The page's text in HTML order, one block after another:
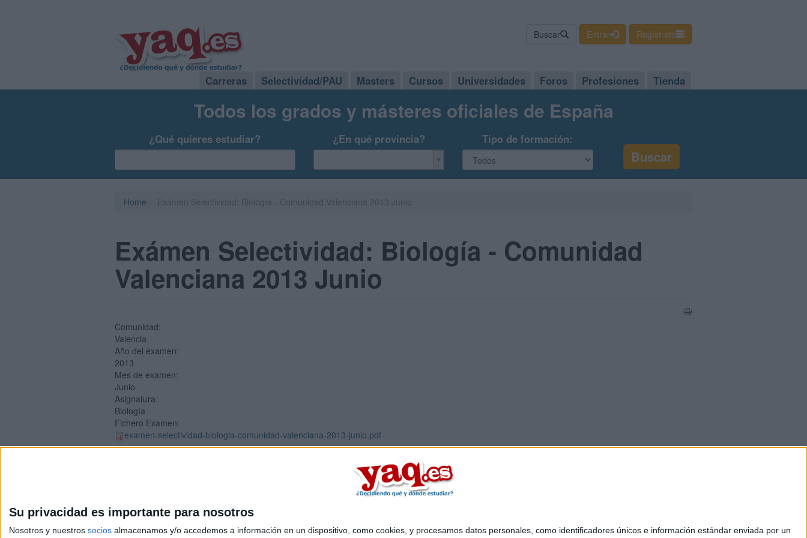
Su privacidad es importante para nosotros
Nosotros y nuestros socios almacenamos y/o accedemos a información en un dispositivo, como cookies, y procesamos datos personales, como identificadores únicos e información estándar enviada por un
Buscar Entrar Regístrate
Carreras Selectividad/PAU Masters Cursos Universidades Foros Profesiones Tienda
Todos los grados y másteres oficiales de España
¿Qué quieres estudiar? ¿En qué provincia? Tipo de formación:
Home
Exámen Selectividad: Biología - Comunidad
Valenciana 2013 Junio
Comunidad:
Valencia
Año del examen:
2013
Mes de examen:
Junio
Asignatura:
Biología
Fichero Examen:
examen-selectividad-biologia-comunidad-valenciana-2013-junio.pdf
Quiénes somos|Contactar|Anúnciate